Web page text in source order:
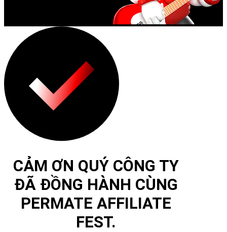
CẢM ƠN QUÝ CÔNG TY
ĐÃ ĐỒNG HÀNH CÙNG
PERMATE AFFILIATE
FEST.